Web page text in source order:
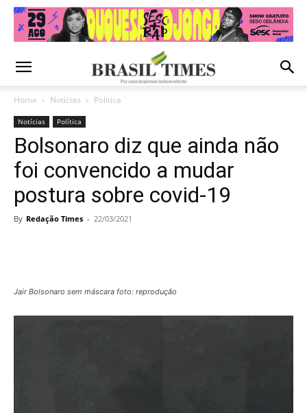
Home Notícias Política
Notícias Política
Bolsonaro diz que ainda não
foi convencido a mudar
postura sobre covid-19
By Redação Times - 22/03/2021
Jair Bolsonaro sem máscara foto: reprodução